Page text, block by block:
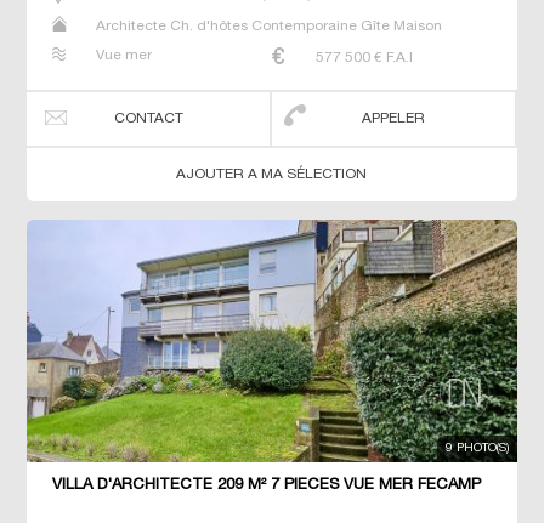
Architecte Ch. d'hôtes Contemporaine Gîte Maison
Vue mer
577 500 € F.A.I
CONTACT APPELER
AJOUTER A MA SÉLECTION
9 PHOTO(S)
VILLA D'ARCHITECTE 209 M² 7 PIECES VUE MER FECAMP